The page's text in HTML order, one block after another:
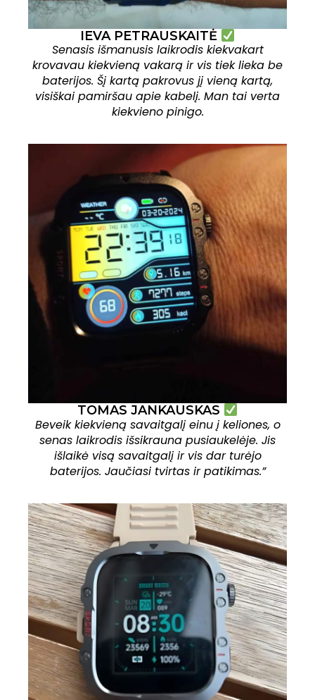
IEVA PETRAUSKAITĖ
Senasis išmanusis laikrodis kiekvakart
krovavau kiekvieną vakarą ir vis tiek lieka be
baterijos. Šį kartą pakrovus jį vieną kartą,
visiškai pamiršau apie kabelį. Man tai verta
kiekvieno pinigo.
TOMAS JANKAUSKAS
Beveik kiekvieną savaitgalį einu į keliones, o
senas laikrodis išsikrauna pusiaukelėje. Jis
išlaikė visą savaitgalį ir vis dar turėjo
baterijos. Jaučiasi tvirtas ir patikimas.”